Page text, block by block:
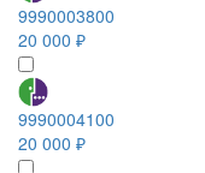
9990003800
20 000 ₽
9990004100
20 000 ₽